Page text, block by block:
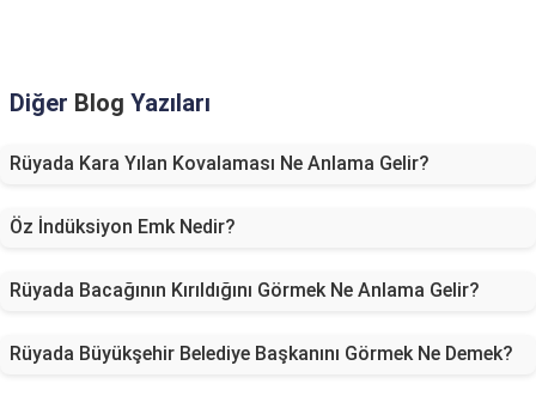
Diğer Blog Yazıları
Rüyada Kara Yılan Kovalaması Ne Anlama Gelir?
Öz İndüksiyon Emk Nedir?
Rüyada Bacağının Kırıldığını Görmek Ne Anlama Gelir?
Rüyada Büyükşehir Belediye Başkanını Görmek Ne Demek?